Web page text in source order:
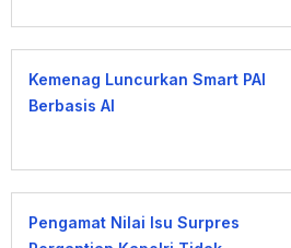
Kemenag Luncurkan Smart PAI
Berbasis AI
Pengamat Nilai Isu Surpres